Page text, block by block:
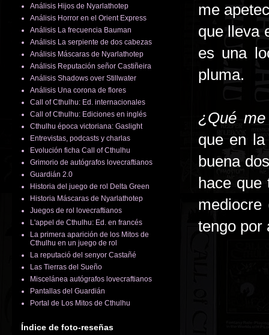
me
que lleva
es una
pluma.
¿Qué
que en
buena
hace que
tengo por
Análisis Hijos de Nyarlathotep
Análisis Horror en el Orient Express
Análisis La frecuencia Bauman
Análisis La serpiente de dos cabezas
Análisis Máscaras de Nyarlathotep
Análisis Reputación señor Castiñeira
Análisis Shadows over Stillwater
Análisis Una corona de flores
Call of Cthulhu: Ed. internacionales
Call of Cthulhu: Ediciones en inglés
Cthulhu época victoriana: Gaslight
Entrevistas, podcasts y charlas
Evolución ficha Call of Cthulhu
Grimorio de autógrafos lovecraftianos
Guardián 2.0
Historia del juego de rol Delta Green
Historia Máscaras de Nyarlathotep
Juegos de rol lovecraftianos
L'appel de Cthulhu: Ed. en francés
La primera aparición de los Mitos de
Cthulhu en un juego de rol
La reputació del senyor Castañé
Las Tierras del Sueño
Miscelánea autógrafos lovecraftianos
Pantallas del Guardián
Portal de Los Mitos de Cthulhu
Índice de foto-reseñas